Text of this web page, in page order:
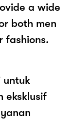
a wide
both men
fashions.
untuk
eksklusif